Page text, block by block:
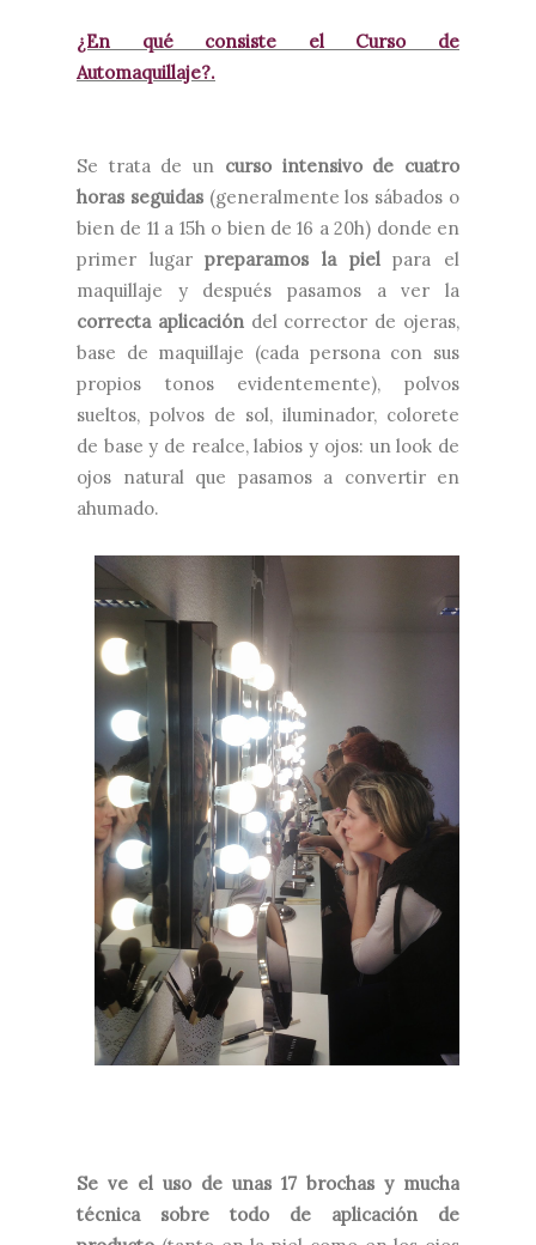
¿En qué consiste el Curso de
Automaquillaje?.
Se trata de un curso intensivo de cuatro
horas seguidas (generalmente los sábados o
bien de 11 a 15h o bien de 16 a 20h) donde en
primer lugarpreparamos la pielpara el
maquillaje y después pasamos a ver la
correcta aplicacióndel corrector de ojeras,
base de maquillaje (cada persona con sus
propios tonos evidentemente), polvos
sueltos, polvos de sol, iluminador, colorete
de base y de realce, labios y ojos: un look de
ojos natural que pasamos a convertir en
ahumado.
Se ve el uso de unas 17 brochas y mucha
técnica sobre todo de aplicación de